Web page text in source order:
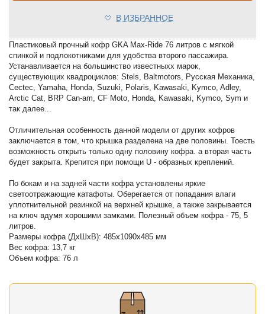
В ИЗБРАННОЕ
Пластиковый прочный кофр GKA Max-Ride 76 литров с мягкой
спинкой и подлокотниками для удобства второго пассажира.
Устанавливается на большинство известныхх марок,
существующих квадроциклов: Stels, Baltmotors, Русская Механика,
Cectec, Yamaha, Honda, Suzuki, Polaris, Kawasaki, Kymco, Adley,
Arctic Cat, BRP Can-am, CF Moto, Honda, Kawasaki, Kymco, Sym и
так далее...
Отличительная особенность данной модели от других кофров
заключается в том, что крышка разделена на две половины. Тоесть
возможность открыть только одну половину кофра. а вторая часть
будет закрыта. Крепится при помощи U - образных креплений.
По бокам и на задней части кофра установлены яркие
светоотражающие катафоты. Оберегается от попадания влаги
уплотнительной резинкой на верхней крышке, а также закрывается
на ключ вдумя хорошими замками. Полезный объем кофра - 75, 5
литров.
Размеры кофра (ДхШхВ): 485х1090х485 мм
Вес кофра: 13,7 кг
Объем кофра: 76 л